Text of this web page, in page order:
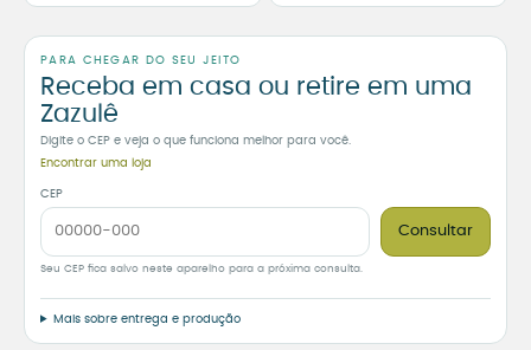
PARA CHEGAR DO SEU JEITO
Receba em casa ou retire em uma
Zazulê
Digite o CEP e veja o que funciona melhor para você.
Encontrar uma loja
CEP
Consultar
Seu CEP fica salvo neste aparelho para a próxima consulta.
Mais sobre entrega e produção